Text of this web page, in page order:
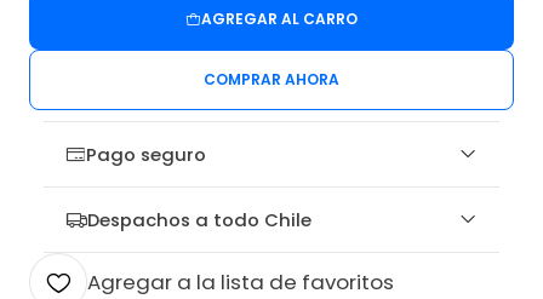
AGREGAR AL CARRO
COMPRAR AHORA
Pago seguro
Despachos a todo Chile
Agregar a la lista de favoritos